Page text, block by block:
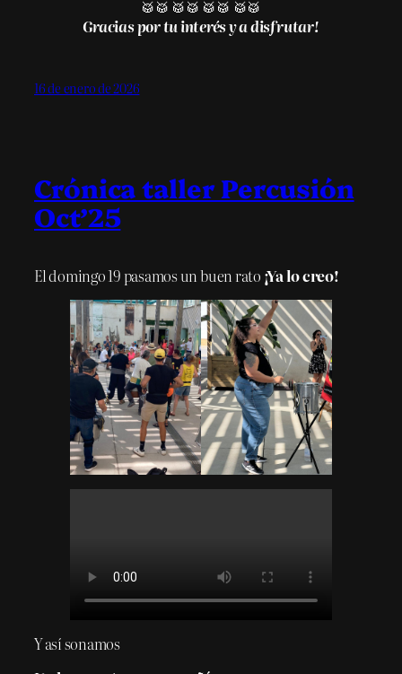
🥁🥁 🥁🥁 🥁🥁 🥁🥁
Gracias por tu interés y a disfrutar!
16 de enero de 2026
Crónica taller Percusión
Oct’25
El domingo 19 pasamos un buen rato ¡Ya lo creo!
Y así sonamos